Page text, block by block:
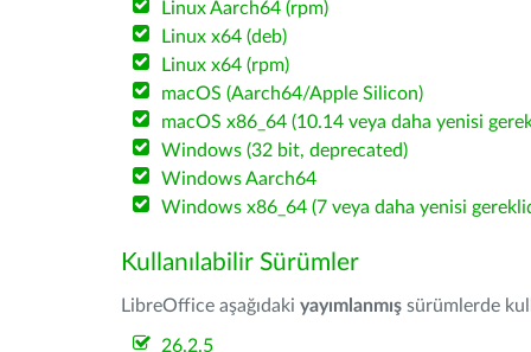
Linux Aarch64 (rpm)
Linux x64 (deb)
Linux x64 (rpm)
macOS (Aarch64/Apple Silicon)
macOS x86_64 (10.14 veya daha yenisi
Windows (32 bit, deprecated)
Windows Aarch64
Windows x86_64 (7 veya daha yenisi
Kullanılabilir Sürümler
LibreOffice aşağıdaki yayımlanmış sürümlerde
26.2.5